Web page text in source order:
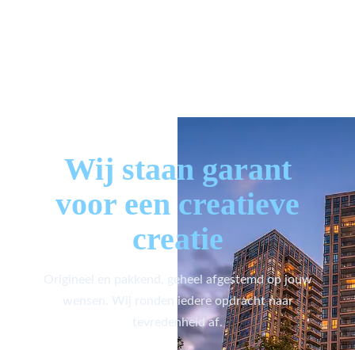
Wij staan garant
voor een creatieve
creatie
Origineel en pakkend, geheel afgestemd op jouw
wensen. Wij ronden iedere opdracht naar
tevredenheid af.